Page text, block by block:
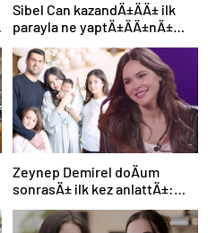
Sibel Can kazandÄ±ÄÄ± ilk
parayla ne yaptÄ±ÄÄ±nÄ±
aÃ§Ä±kladÄ±
Zeynep Demirel doÄum
sonrasÄ± ilk kez anlattÄ±:
Hamilelik boyunca kÄ±zlarÄ±
hazÄ±rlamakla uÄraÅtÄ±m